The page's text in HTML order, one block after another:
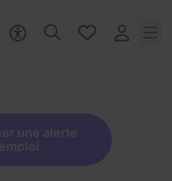
Mes offres, 0
une alerte
emploi